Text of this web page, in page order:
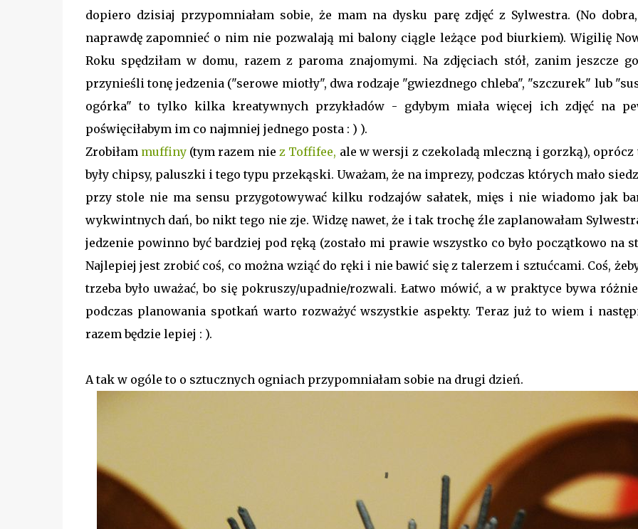
dopiero dzisiaj przypomniałam sobie, że mam na dysku parę zdjęć z Sylwestra. (No
naprawdę zapomnieć o nim nie pozwalają mi balony ciągle leżące pod biurkiem). Wigilię
Roku spędziłam w domu, razem z paroma znajomymi. Na zdjęciach stół, zanim jeszcze
przynieśli tonę jedzenia ("serowe miotły", dwa rodzaje "gwiezdnego chleba", "szczurek" lub
ogórka" to tylko kilka kreatywnych przykładów - gdybym miała więcej ich zdjęć na
poświęciłabym im co najmniej jednego posta : ) ).
Zrobiłam muffiny(tym razem niez Toffifee, ale w wersji z czekoladą mleczną i gorzką), oprócz
były chipsy, paluszki i tego typu przekąski. Uważam, że na imprezy, podczas których mało
przy stole nie ma sensu przygotowywać kilku rodzajów sałatek, mięs i nie wiadomo jak
wykwintnych dań, bo nikt tego nie zje. Widzę nawet, że i tak trochę źle zaplanowałam
jedzenie powinno być bardziej pod ręką (zostało mi prawie wszystko co było początkowo na
Najlepiej jest zrobić coś, co można wziąć do ręki i nie bawić się z talerzem i sztućcami. Coś,
trzeba było uważać, bo się pokruszy/upadnie/rozwali. Łatwo mówić, a w praktyce bywa
podczas planowania spotkań warto rozważyć wszystkie aspekty. Teraz już to wiem i
razem będzie lepiej : ).
A tak w ogóle to o sztucznych ogniach przypomniałam sobie na drugi dzień.